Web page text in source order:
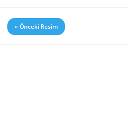
« Önceki Resim